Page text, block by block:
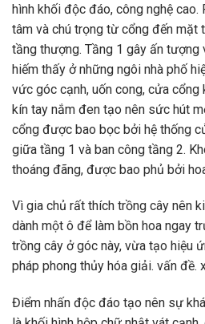
hình khối độc đáo, công nghệ
tâm và chú trọng từ cổng đến mặt
tầng thượng. Tầng 1 gây ấn
hiếm thấy ở những ngôi nhà phố
vức góc cạnh, uốn cong, cửa
kín tay nắm đen tạo nên sức hút
cổng được bao bọc bởi hệ thống
giữa tầng 1 và ban công tầng 2.
thoáng đãng, được bao phủ bởi
Vì gia chủ rất thích trồng cây nên
dành một ô để làm bồn hoa ngay
trồng cây ở góc này, vừa tạo hiệu
pháp phong thủy hóa giải. vấn đề.
Điểm nhấn độc đáo tạo nên sự